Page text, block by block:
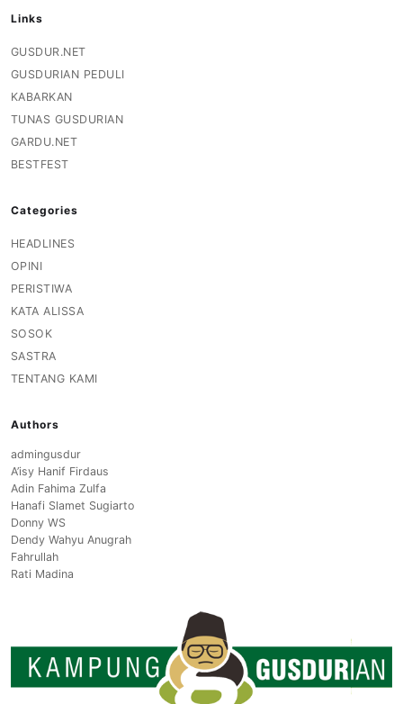
Links
GUSDUR.NET
GUSDURIAN PEDULI
KABARKAN
TUNAS GUSDURIAN
GARDU.NET
BESTFEST
Categories
HEADLINES
OPINI
PERISTIWA
KATA ALISSA
SOSOK
SASTRA
TENTANG KAMI
Authors
admingusdur
A’isy Hanif Firdaus
Adin Fahima Zulfa
Hanafi Slamet Sugiarto
Donny WS
Dendy Wahyu Anugrah
Fahrullah
Rati Madina